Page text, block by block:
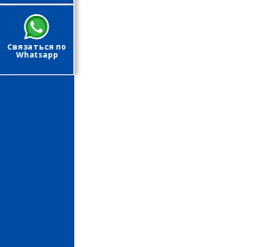
Связаться по
Whatsapp